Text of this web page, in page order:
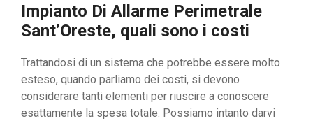
Impianto Di Allarme Perimetrale
Sant’Oreste, quali sono i costi
Trattandosi di un sistema che potrebbe essere molto
esteso, quando parliamo dei costi, si devono
considerare tanti elementi per riuscire a conoscere
esattamente la spesa totale. Possiamo intanto darvi